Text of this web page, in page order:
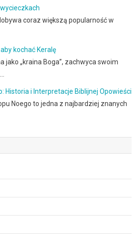
coraz większą popularność w
kochać Keralę
jako „kraina Boga”, zachwyca swoim
Historia i Interpretacje Biblijnej Opowieści
Noego to jedna z najbardziej znanych